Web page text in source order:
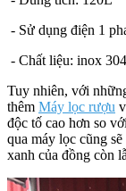
- Sử dụng điện 1
- Chất liệu: inox
Tuy nhiên, với
thêm Máy lọc rượu
độc tố cao hơn so
qua máy lọc cũng
xanh của đồng còn